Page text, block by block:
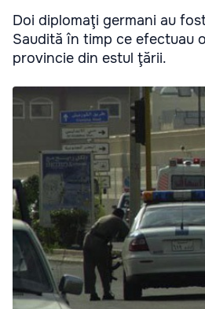
Doi diplomaţi germani au
Saudită în timp ce efectuau
provincie din estul ţării.